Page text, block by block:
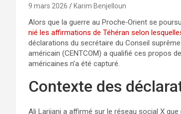
9 mars 2026 Karim Benjelloun
Alors que la guerre au Proche‑Orient se
nié les affirmations de Téhéran selon
déclarations du secrétaire du Conseil
américain (CENTCOM) a qualifié ces propos
américaines n’a été capturé.
Contexte des
Ali Larijani a affirmé sur le réseau social X